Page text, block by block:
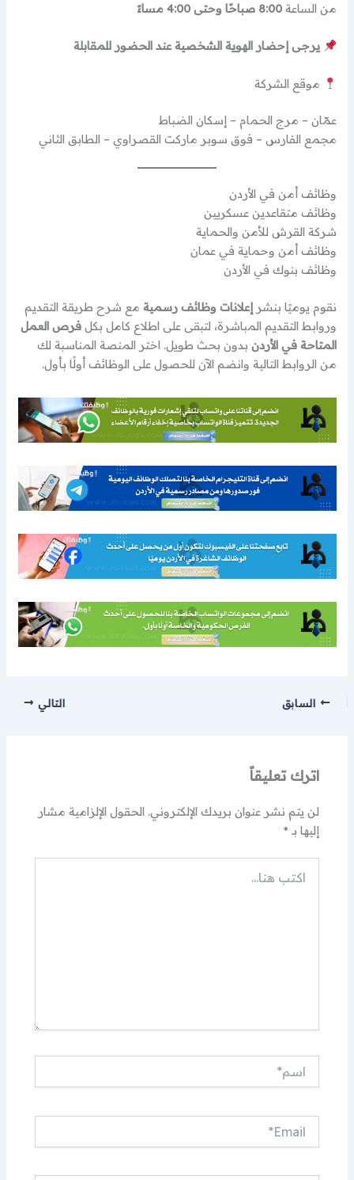
من الساعة8:00 صباحًا وحتى 4:00 مساءً
يرجى إحضار الهوية الشخصية عند الحضور للمقابلة
موقع الشركة
عمّان – مرج الحمام – إسكان الضباط
مجمع الفارس – فوق سوبر ماركت القصراوي – الطابق الثاني
وظائف أمن في الأردن
وظائف متقاعدين عسكريين
شركة القرش للأمن والحماية
وظائف أمن وحماية في عمان
وظائف بنوك في الأردن
نقوم يوميًا بنشرإعلانات وظائف رسمية مع شرح طريقة التقديم
وروابط التقديم المباشرة، لتبقى على اطلاع كامل بكلفرص العمل
المتاحة في الأردن بدون بحث طويل. اختر المنصة المناسبة لك
من الروابط التالية وانضم الآن للحصول على الوظائف أولًا بأول.
السابق التالي
اترك تعليقاً
لن يتم نشر عنوان بريدك الإلكتروني. الحقول الإلزامية مشار
إليها بـ *
هنا...